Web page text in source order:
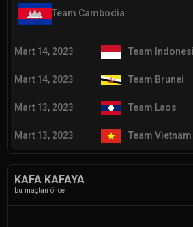
Team Cambodia
Mart 14, 2023 Team
Mart 14, 2023 Team Brunei
Mart 13, 2023 Team Laos
Mart 13, 2023 Team Vietnam
KAFA KAFAYA
bu maçtan önce